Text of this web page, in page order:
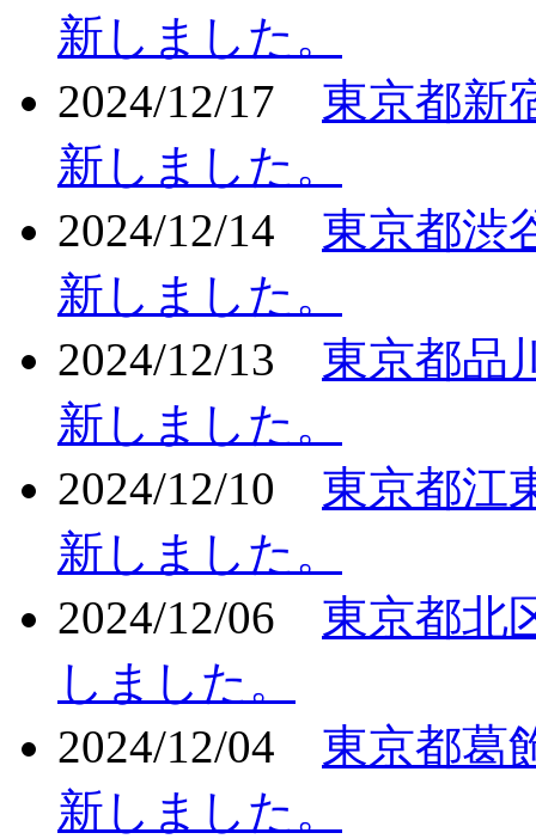
新しました。
2024/12/17
東京都新
新しました。
2024/12/14
東京都渋
新しました。
2024/12/13
東京都品
新しました。
2024/12/10
東京都江
新しました。
2024/12/06
東京都北
しました。
2024/12/04
東京都葛
新しました。